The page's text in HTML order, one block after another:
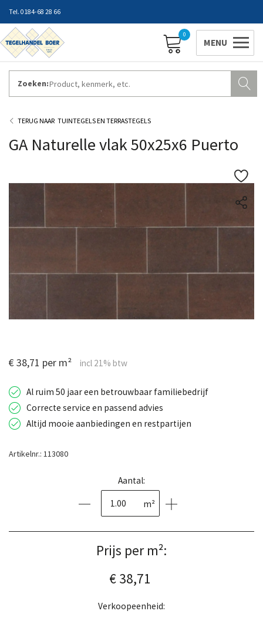
0184-68 28 66
0
Zoeken:
ZAKELIJK INLOGGEN
TUINTEGELS EN TERRASTEGELS
GA Naturelle vlak 50x25x6 Puerto
€ 38,71 per m²
Al ruim 50 jaar een betrouwbaar familiebedrijf
Correcte service en passend advies
Altijd mooie aanbiedingen en restpartijen
Artikelnr.: 113080
Aantal:
m²
Prijs per m²:
€ 38,71
Verkoopeenheid: